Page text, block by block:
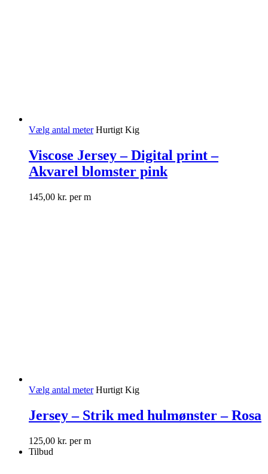
Vælg antal meter Hurtigt Kig
Viscose Jersey – Digital print –
Akvarel blomster pink
145,00 kr. per m
Vælg antal meter Hurtigt Kig
Jersey – Strik med hulmønster – Rosa
125,00 kr. per m
Tilbud